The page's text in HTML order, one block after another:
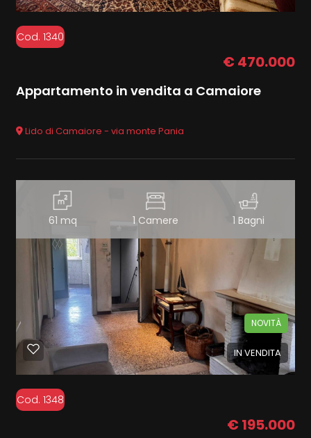
Cod. 1340
€ 470.000
Appartamento in vendita a Camaiore
Lido di Camaiore - via monte Pania
61 mq 1 Camere 1 Bagni
IN VENDITA
NOVITÀ
Cod. 1348
€ 195.000